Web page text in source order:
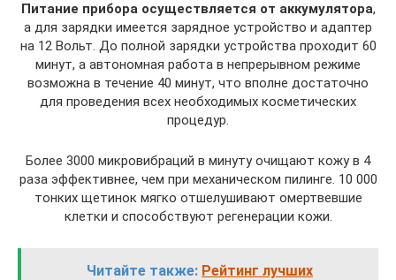
Питание прибора осуществляется от аккумулятора,
а для зарядки имеется зарядное устройство и адаптер
на 12 Вольт. До полной зарядки устройства проходит 60
минут, а автономная работа в непрерывном режиме
возможна в течение 40 минут, что вполне достаточно
для проведения всех необходимых косметических
процедур.
Более 3000 микровибраций в минуту очищают кожу в 4
раза эффективнее, чем при механическом пилинге. 10 000
тонких щетинок мягко отшелушивают омертвевшие
клетки и способствуют регенерации кожи.
Читайте также: Рейтинг лучших